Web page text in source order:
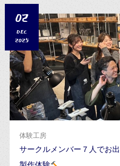
02
DEC
2025
体験工房
サークルメンバー７人でお